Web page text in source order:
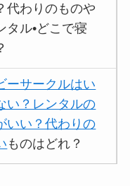
代わりのものや
タル•どこで寝
ーサークルはい
い？レンタルの
いい？代わりの
ものはどれ？